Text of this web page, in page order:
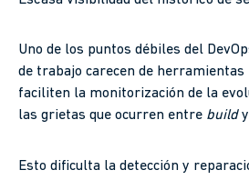
Uno de los puntos débiles del
de trabajo carecen de
faciliten la monitorización de la
las grietas que ocurren entre buildy
Esto dificulta la detección y